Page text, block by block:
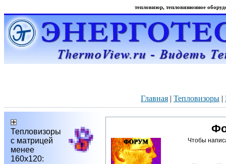
тепловизор, тепловизионное
Главная | Тепловизоры |
Тепловизоры
с матрицей
менее
160х120:
Чтобы